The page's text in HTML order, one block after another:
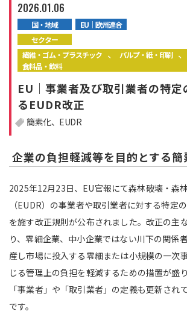
全般
化学物質 環境
注目領域
2026.01.06
国・地域
EU｜欧州連合
セクター
繊維・ゴム・プラスチック 、パルプ・紙・印刷
食料品・飲料
EU｜事業者及び取引業者の特定
るEUDR改正
簡素化 EUDR
企業の負担軽減等を目的とする簡
2025年12月23日、EU官報にて森林破壊・森
（EUDR）の事業者や取引業者に対する特定
を施す改正規則が公布されました。改正の主
り、零細企業、中小企業ではない川下の関係
産し市場に投入する零細または小規模の一次
じる管理上の負担を軽減するための措置が盛
「事業者」や「取引業者」の定義も更新され
です。